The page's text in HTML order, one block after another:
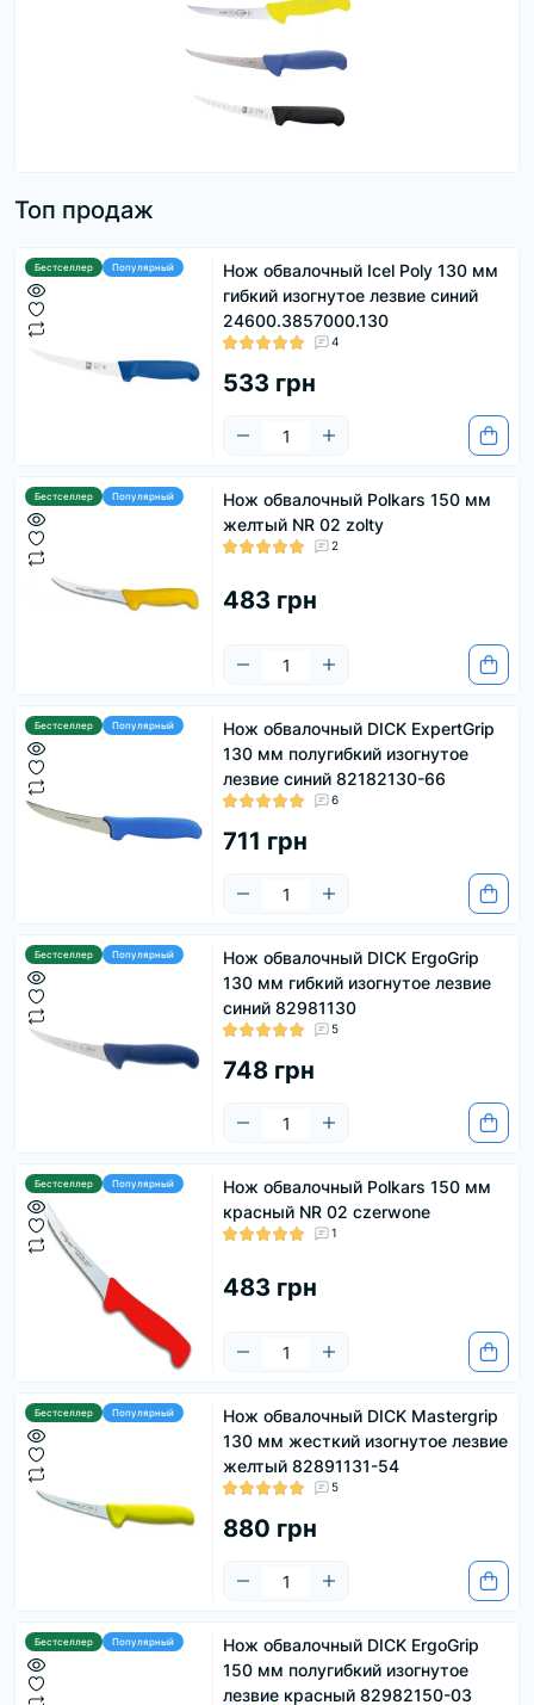
Топ продаж
Бестселлер Популярный
Нож обвалочный Icel Poly 130 мм
гибкий изогнутое лезвие синий
24600.3857000.130
4
533 грн
Бестселлер Популярный
Нож обвалочный Polkars 150 мм
желтый NR 02 zolty
2
483 грн
Бестселлер Популярный
Нож обвалочный DICK ExpertGrip
130 мм полугибкий изогнутое
лезвие синий 82182130-66
6
711 грн
Бестселлер Популярный
Нож обвалочный DICK ErgoGrip
130 мм гибкий изогнутое лезвие
синий 82981130
5
748 грн
Бестселлер Популярный
Нож обвалочный Polkars 150 мм
красный NR 02 czerwone
1
483 грн
Бестселлер Популярный
Нож обвалочный DICK Mastergrip
130 мм жесткий изогнутое лезвие
желтый 82891131-54
5
880 грн
Бестселлер Популярный
Нож обвалочный DICK ErgoGrip
150 мм полугибкий изогнутое
лезвие красный 82982150-03